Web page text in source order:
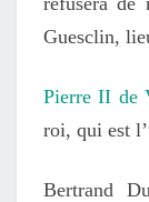
Guesclin,
Pierre II de
roi, qui est
Bertrand